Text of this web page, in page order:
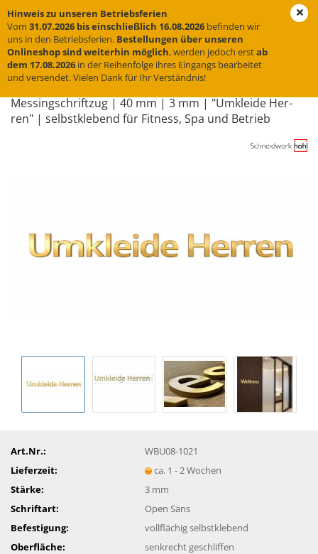
Hinweis zu unseren Betriebsferien
Vom 31.07.2026 bis einschließlich 16.08.2026 befinden wir
uns in den Betriebsferien. Bestellungen über unseren
Onlineshop sind weiterhin möglich, werden jedoch erstab
dem 17.08.2026 in der Reihenfolge ihres Eingangs bearbeitet
und versendet. Vielen Dank für Ihr Verständnis!
« Erster « zurück weiter »
Letzter »
31Artikel in dieser Kategorie
Mes­sing­schrift­zug | 40 mm | 3 mm | "Um­klei­de Her­
ren" | selbst­kle­bend für Fit­ness, Spa und Be­trieb
Art.Nr.:
WBU08-1021
Lieferzeit:
ca. 1 - 2 Wochen
Stärke:
3 mm
Schriftart:
Open Sans
Befestigung:
vollflächig selbstklebend
Oberfläche:
senkrecht geschliffen